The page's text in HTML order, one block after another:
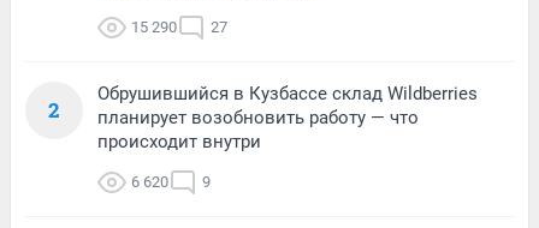
15 290 27
2
Обрушившийся в Кузбассе склад Wildberries
планирует возобновить работу — что
происходит внутри
6 620 9